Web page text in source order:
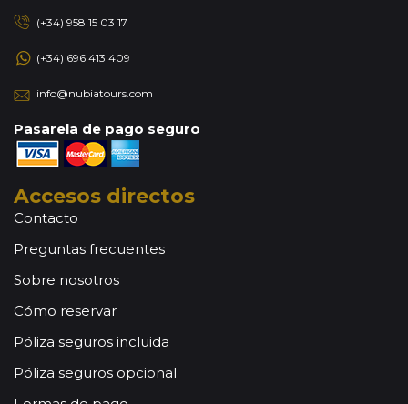
(+34) 958 15 03 17
(+34) 696 413 409
info@nubiatours.com
Pasarela de pago seguro
Accesos directos
Contacto
Preguntas frecuentes
Sobre nosotros
Cómo reservar
Póliza seguros incluida
Póliza seguros opcional